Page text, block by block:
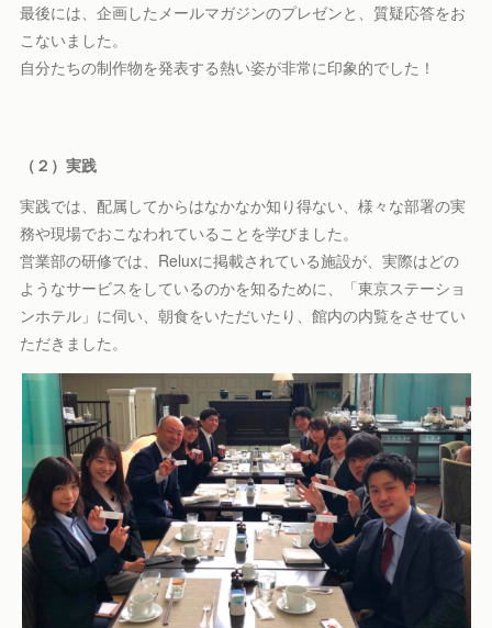
最後には、企画したメールマガジンのプレゼンと、質疑応答をお
こないました。
自分たちの制作物を発表する熱い姿が非常に印象的でした！
（２）実践
実践では、配属してからはなかなか知り得ない、様々な部署の実
務や現場でおこなわれていることを学びました。
営業部の研修では、Reluxに掲載されている施設が、実際はどの
ようなサービスをしているのかを知るために、「東京ステーショ
ンホテル」に伺い、朝食をいただいたり、館内の内覧をさせてい
ただきました。